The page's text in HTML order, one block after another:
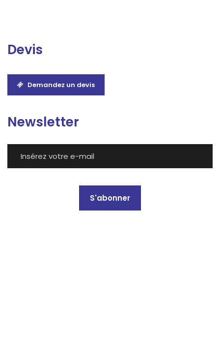
Devis
Demandez un devis
Newsletter
S'abonner